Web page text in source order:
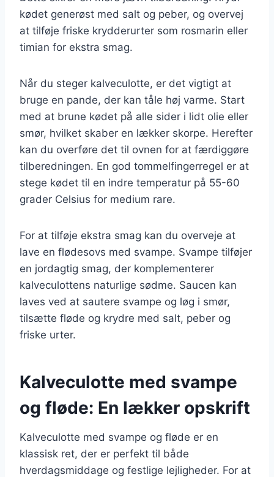
kødet generøst med salt og peber, og overvej
at tilføje friske krydderurter som rosmarin eller
timian for ekstra smag.
Når du steger kalveculotte, er det vigtigt at
bruge en pande, der kan tåle høj varme. Start
med at brune kødet på alle sider i lidt olie eller
smør, hvilket skaber en lækker skorpe. Herefter
kan du overføre det til ovnen for at færdiggøre
tilberedningen. En god tommelfingerregel er at
stege kødet til en indre temperatur på 55-60
grader Celsius for medium rare.
For at tilføje ekstra smag kan du overveje at
lave en flødesovs med svampe. Svampe tilføjer
en jordagtig smag, der komplementerer
kalveculottens naturlige sødme. Saucen kan
laves ved at sautere svampe og løg i smør,
tilsætte fløde og krydre med salt, peber og
friske urter.
Kalveculotte med svampe
og fløde: En lækker opskrift
Kalveculotte med svampe og fløde er en
klassisk ret, der er perfekt til både
hverdagsmiddage og festlige lejligheder. For at